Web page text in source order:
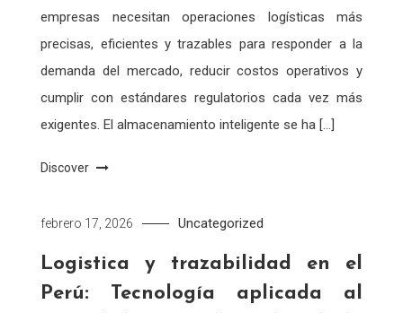
empresas necesitan operaciones logísticas más
precisas, eficientes y trazables para responder a la
demanda del mercado, reducir costos operativos y
cumplir con estándares regulatorios cada vez más
exigentes. El almacenamiento inteligente se ha […]
Discover
febrero 17, 2026 Uncategorized
Logistica y trazabilidad en el
Perú: Tecnología aplicada al